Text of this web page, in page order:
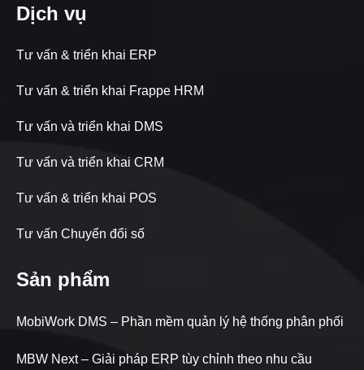
Dịch vụ
Tư vấn & triển khai ERP
Tư vấn & triển khai Frappe HRM
Tư vấn và triển khai DMS
Tư vấn và triển khai CRM
Tư vấn & triển khai POS
Tư vấn Chuyển đổi số
Sản phẩm
MobiWork DMS – Phần mềm quản lý hệ thống phân phối
MBW Next – Giải pháp ERP tùy chỉnh theo nhu cầu